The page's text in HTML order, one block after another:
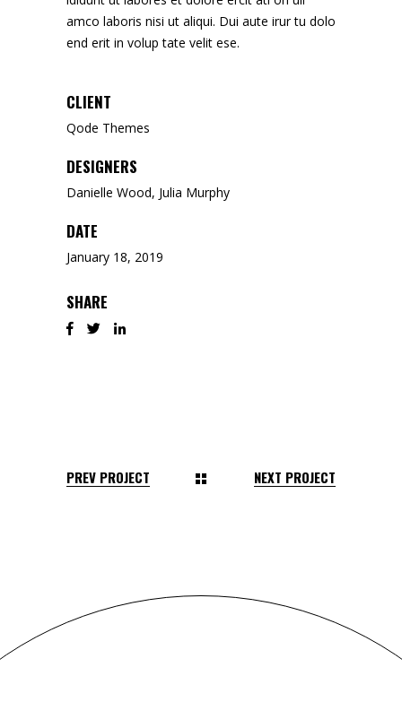
amco laboris nisi ut aliqui. Dui aute irur tu dolo
end erit in volup tate velit ese.
CLIENT
Qode Themes
DESIGNERS
Danielle Wood, Julia Murphy
DATE
January 18, 2019
SHARE
PREV PROJECT NEXT PROJECT